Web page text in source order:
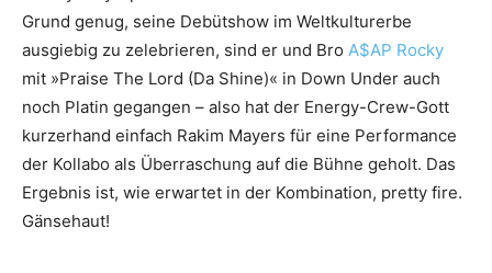
Grund genug, seine Debütshow im Weltkulturerbe
ausgiebig zu zelebrieren, sind er und Bro A$AP Rocky
mit »Praise The Lord (Da Shine)« in Down Under auch
noch Platin gegangen – also hat der Energy-Crew-Gott
kurzerhand einfach Rakim Mayers für eine Performance
der Kollabo als Überraschung auf die Bühne geholt. Das
Ergebnis ist, wie erwartet in der Kombination, pretty fire.
Gänsehaut!